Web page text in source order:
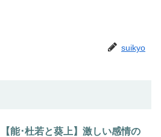
suikyo
【能･杜若と葵上】激しい感情の